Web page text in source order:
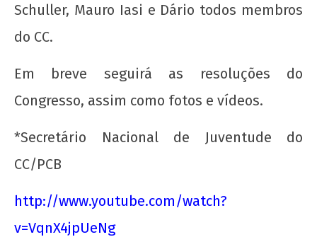
Schuller, Mauro Iasi e Dário todos membros
do CC.
Em breve seguirá as resoluções do
Congresso, assim como fotos e vídeos.
*Secretário Nacional de Juventude do
CC/PCB
http://www.youtube.com/watch?
v=VqnX4jpUeNg